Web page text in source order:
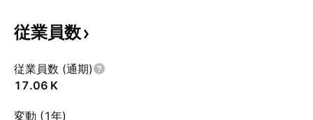
従業員数
従業員数 (通期)
‪17.06 K‬
変動 (1年)